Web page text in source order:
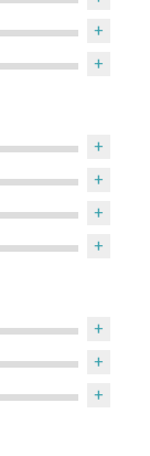
оттенками.
прекрасно
ощущение
+
+
+
+
+
+
+
+
+